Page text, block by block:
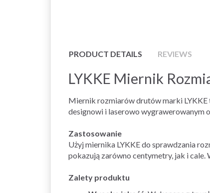
PRODUCT DETAILS REVIEWS
LYKKE Miernik
Miernik rozmiarów drutów marki LYKKE
designowi i laserowo wygrawerowanym
Zastosowanie
Użyj miernika LYKKE do sprawdzania
pokazują zarówno centymetry, jak i
Zalety produktu